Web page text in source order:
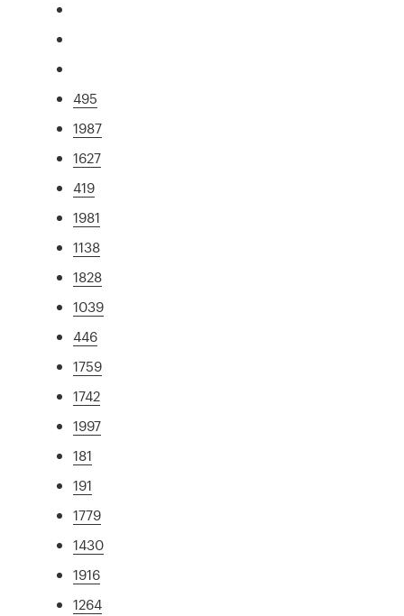
495
1987
1627
419
1981
1138
1828
1039
446
1759
1742
1997
181
191
1779
1430
1916
1264